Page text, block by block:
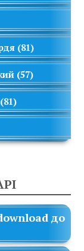
(81)
(57)
(81)
до